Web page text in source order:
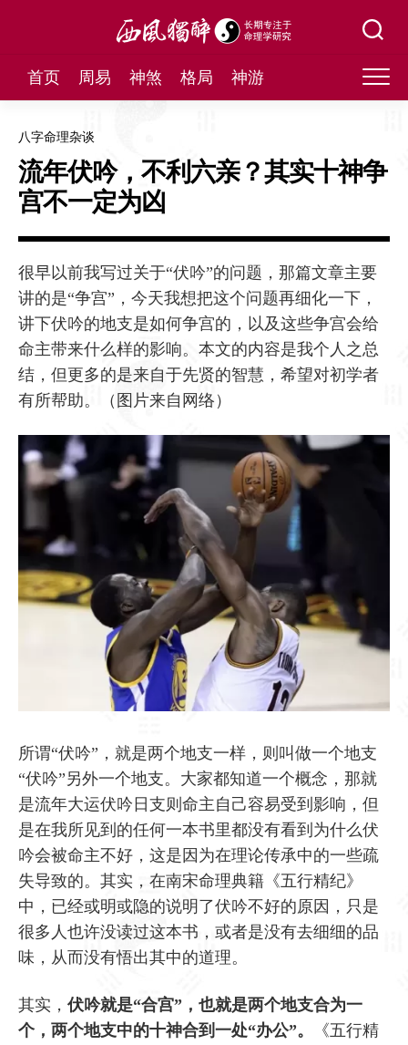
首页 周易 神煞 格局 神游
八字命理杂谈
流年伏吟，不利六亲？其实十神争
宫不一定为凶
很早以前我写过关于“伏吟”的问题，那篇文章主要
讲的是“争宫”，今天我想把这个问题再细化一下，
讲下伏吟的地支是如何争宫的，以及这些争宫会给
命主带来什么样的影响。本文的内容是我个人之总
结，但更多的是来自于先贤的智慧，希望对初学者
有所帮助。（图片来自网络）
所谓“伏吟”，就是两个地支一样，则叫做一个地支
“伏吟”另外一个地支。大家都知道一个概念，那就
是流年大运伏吟日支则命主自己容易受到影响，但
是在我所见到的任何一本书里都没有看到为什么伏
吟会被命主不好，这是因为在理论传承中的一些疏
失导致的。其实，在南宋命理典籍《五行精纪》
中，已经或明或隐的说明了伏吟不好的原因，只是
很多人也许没读过这本书，或者是没有去细细的品
味，从而没有悟出其中的道理。
其实， 伏吟就是“合宫”，也就是两个地支合为一
个，两个地支中的十神合到一处“办公”。
《五行精